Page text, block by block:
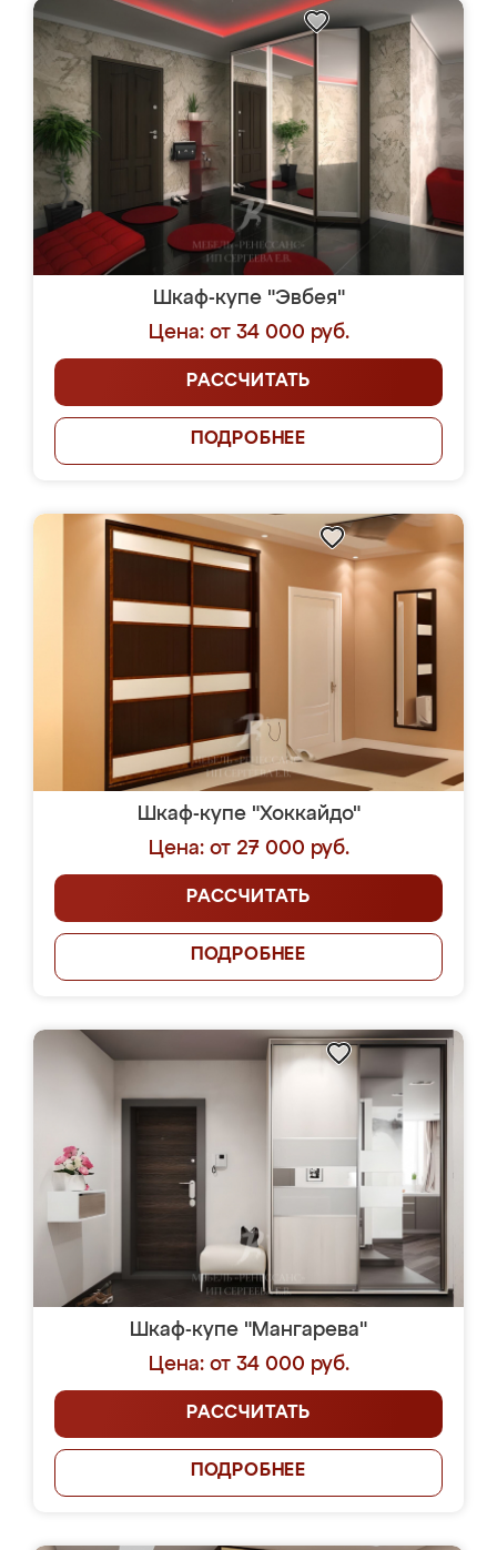
Шкаф-купе "Эвбея"
Цена: от 34 000 руб.
РАССЧИТАТЬ
ПОДРОБНЕЕ
Шкаф-купе "Хоккайдо"
Цена: от 27 000 руб.
РАССЧИТАТЬ
ПОДРОБНЕЕ
Шкаф-купе "Мангарева"
Цена: от 34 000 руб.
РАССЧИТАТЬ
ПОДРОБНЕЕ